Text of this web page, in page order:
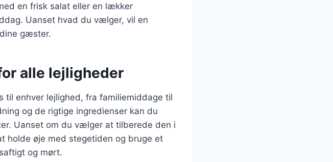
en frisk salat eller en lækker
Uanset hvad du vælger, vil en
gæster.
alle lejligheder
til enhver lejlighed, fra familiemiddage til
og de rigtige ingredienser kan du
Uanset om du vælger at tilberede den i
holde øje med stegetiden og bruge et
og mørt.